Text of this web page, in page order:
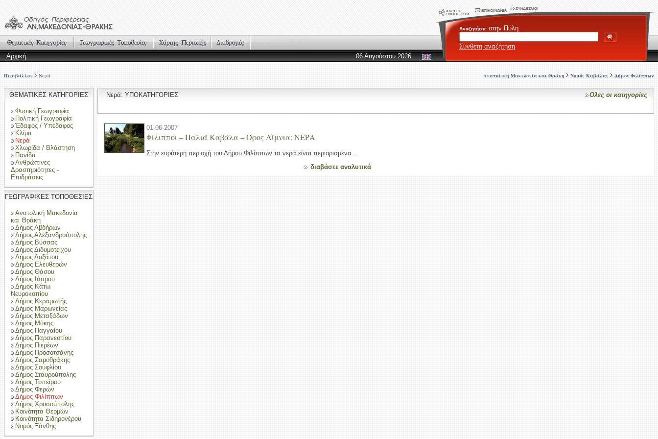
Αναζητήστε στην Πύλη
Σύνθετη αναζήτηση
Αρχική
06 Αυγούστου 2026
Περιβάλλον Νερά Ανατολική Μακεδονία και Θράκη Νομός Καβάλας Δήμος Φιλίππων
ΘΕΜΑΤΙΚΕΣ ΚΑΤΗΓΟΡΙΕΣ
Φυσική Γεωγραφία
Πολιτική Γεωγραφία
Έδαφος / Υπέδαφος
Κλίμα
Νερά
Χλωρίδα / Βλάστηση
Πανίδα
Ανθρώπινες
Δραστηριότητες -
Επιδράσεις
ΓΕΩΓΡΑΦΙΚΕΣ ΤΟΠΟΘΕΣΙΕΣ
Ανατολική Μακεδονία
και Θράκη
Δήμος Αβδήρων
Δήμος Αλεξανδρούπολης
Δήμος Βύσσας
Δήμος Διδυμοτείχου
Δήμος Δοξάτου
Δήμος Ελευθερών
Δήμος Θάσου
Δήμος Ιάσμου
Δήμος Κάτω
Νευροκοπίου
Δήμος Κεραμωτής
Δήμος Μαρωνείας
Δήμος Μεταξάδων
Δήμος Μύκης
Δήμος Παγγαίου
Δήμος Παρανεστίου
Δήμος Πιερέων
Δήμος Προσοτσάνης
Δήμος Σαμοθράκης
Δήμος Σουφλίου
Δήμος Σταυρούπολης
Δήμος Τοπείρου
Δήμος Φερών
Δήμος Φιλίππων
Δήμος Χρυσούπολης
Κοινότητα Θερμών
Κοινότητα Σιδηρονέρου
Νομός Ξάνθης
Νερά: ΥΠΟΚΑΤΗΓΟΡΙΕΣ Ολες οι κατηγορίες
01-06-2007
Φίλιπποι – Παλιά Καβάλα – Όρος Λίμνια: ΝΕΡΑ
Στην ευρύτερη περιοχή του Δήμου Φιλίππων τα νερά είναι περιορισμένα...
διαβάστε αναλυτικά